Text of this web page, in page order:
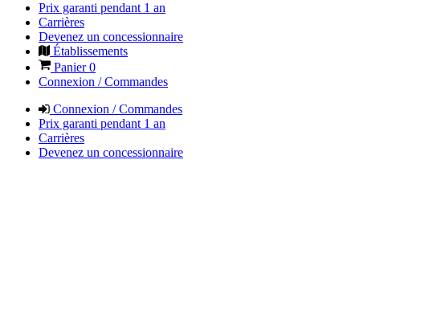
Prix garanti pendant 1 an
Carrières
Devenez un concessionnaire
Établissements
Panier0
Connexion / Commandes
Connexion / Commandes
Prix garanti pendant 1 an
Carrières
Devenez un concessionnaire